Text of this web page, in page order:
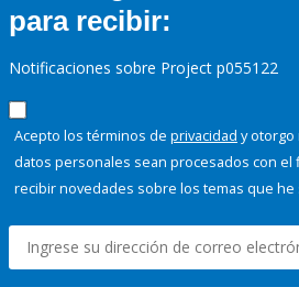
para recibir:
Notificaciones sobre Project p055122
Acepto los términos de privacidad y otorgo
datos personales sean procesados con el
recibir novedades sobre los temas que he